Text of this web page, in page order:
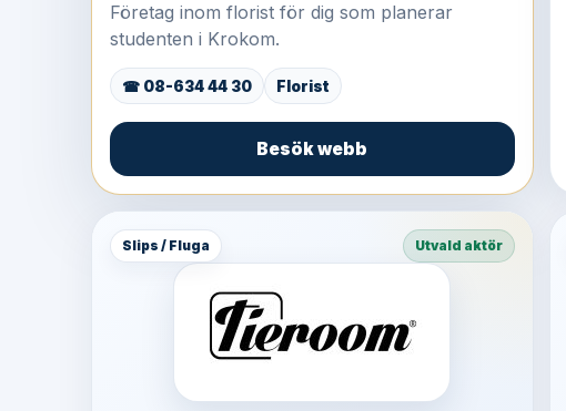
Företag inom florist för dig som planerar
studenten i Krokom.
☎ 08-634 44 30 Florist
Besök webb
Slips / Fluga Utvald aktör